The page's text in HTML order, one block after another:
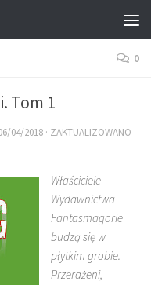
0
Tom 1
04/2018 · ZAKTUALIZOWANO
Właściciele
Wydawnictwa
Fantasmagorie
budzą się w
płytkim grobie.
Przerażeni,